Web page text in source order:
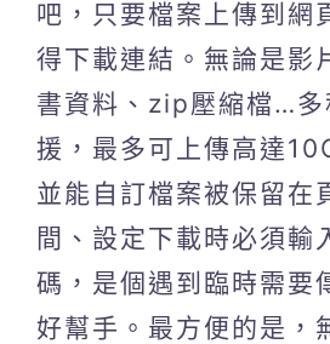
吧，只要檔案上傳到網
得下載連結。無論是影
書資料、zip壓縮檔…多
援，最多可上傳高達
並能自訂檔案被保留在
間、設定下載時必須輸
碼，是個遇到臨時需要
好幫手。最方便的是，